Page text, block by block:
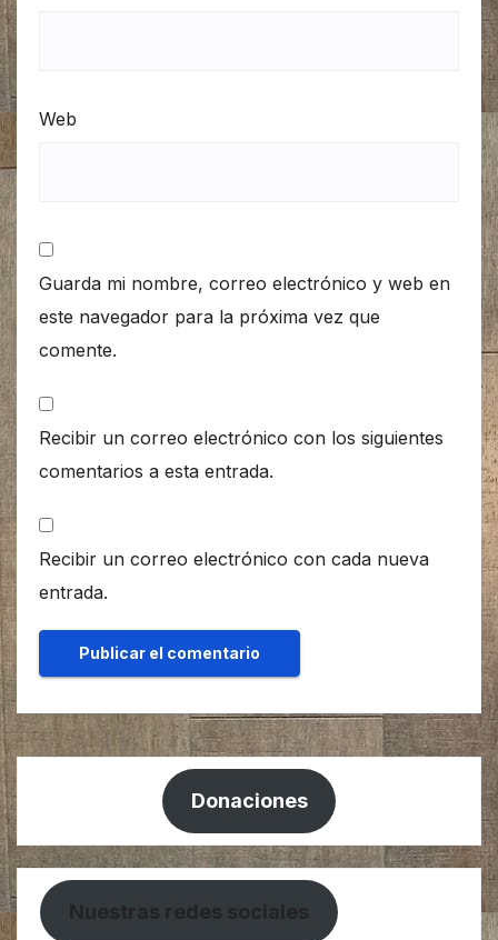
Web
Guarda mi nombre, correo electrónico y web en
este navegador para la próxima vez que
comente.
Recibir un correo electrónico con los siguientes
comentarios a esta entrada.
Recibir un correo electrónico con cada nueva
entrada.
Donaciones
Nuestras redes sociales